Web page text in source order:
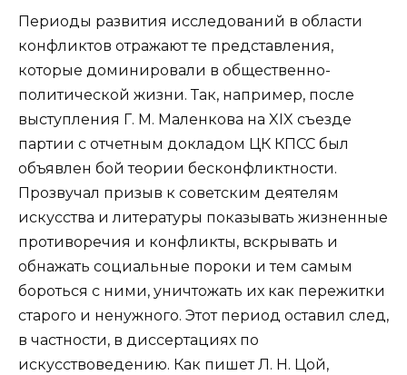
Периоды развития исследований в области
конфликтов отражают те представления,
которые доминировали в общественно-
политической жизни. Так, например, после
выступления Г. М. Маленкова на XIX съезде
партии с отчетным докладом ЦК КПСС был
объявлен бой теории бесконфликтности.
Прозвучал призыв к советским деятелям
искусства и литературы показывать жизненные
противоречия и конфликты, вскрывать и
обнажать социальные пороки и тем самым
бороться с ними, уничтожать их как пережитки
старого и ненужного. Этот период оставил след,
в частности, в диссертациях по
искусствоведению. Как пишет Л. Н. Цой,